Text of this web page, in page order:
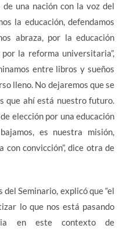
una nación con la voz del
la educación, defendamos
abraza, por la educación
la reforma universitaria”,
entre libros y sueños
lleno. No dejaremos que se
que ahí está nuestro futuro.
elección por una educación
es nuestra misión,
convicción”, dice otra de
Seminario, explicó que “el
lo que nos está pasando
en este contexto de